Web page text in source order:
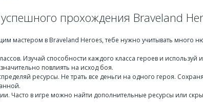
прохождения Braveland
мастером в Braveland Heroes, тебе нужно учитывать много
Изучай способности каждого класса героев и
повлиять на исход боя.
ресурсы. Не трать все деньги на одного героя.
Часто в игре можно найти дополнительные ресурсы или